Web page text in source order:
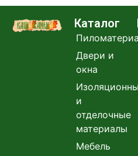
Каталог
Двери и
окна
и
отделочные
материалы
Мебель